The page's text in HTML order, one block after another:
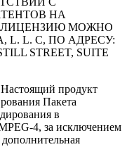
НА
МОЖНО
L. L. C, ПО АДРЕСУ:
STREET, SUITE
продукт
Пакета
в
4, за исключением